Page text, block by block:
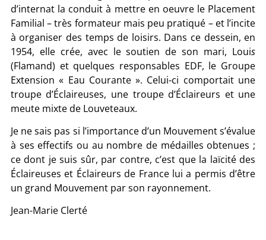
d’internat la conduit à mettre en oeuvre le Placement
Familial – très formateur mais peu pratiqué – et l’incite
à organiser des temps de loisirs. Dans ce dessein, en
1954, elle crée, avec le soutien de son mari, Louis
(Flamand) et quelques responsables EDF, le Groupe
Extension « Eau Courante ». Celui-ci comportait une
troupe d’Éclaireuses, une troupe d’Éclaireurs et une
meute mixte de Louveteaux.
Je ne sais pas si l’importance d’un Mouvement s’évalue
à ses effectifs ou au nombre de médailles obtenues ;
ce dont je suis sûr, par contre, c’est que la laïcité des
Éclaireuses et Éclaireurs de France lui a permis d’être
un grand Mouvement par son rayonnement.
Jean-Marie Clerté